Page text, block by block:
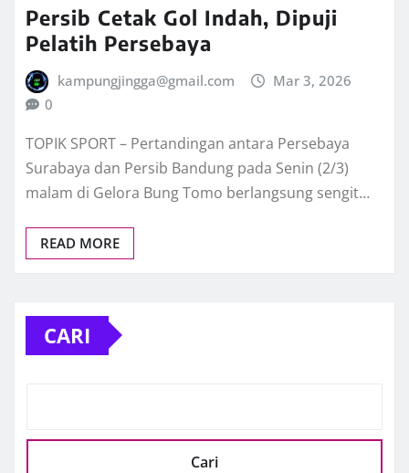
Persib Cetak Gol Indah, Dipuji
Pelatih Persebaya
kampungjingga@gmail.com
Mar 3, 2026
0
TOPIK SPORT – Pertandingan antara Persebaya
Surabaya dan Persib Bandung pada Senin (2/3)
malam di Gelora Bung Tomo berlangsung sengit…
READ MORE
CARI
Cari